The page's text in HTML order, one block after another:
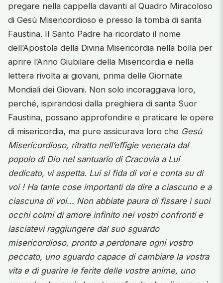
pregare nella cappella davanti al Quadro Miracoloso
di Gesù Misericordioso e presso la tomba di santa
Faustina. Il Santo Padre ha ricordato il nome
dell’Apostola della Divina Misericordia nella bolla per
aprire l’Anno Giubilare della Misericordia e nella
lettera rivolta ai giovani, prima delle Giornate
Mondiali dei Giovani. Non solo incoraggiava loro,
perché, ispirandosi dalla preghiera di santa Suor
Faustina, possano approfondire e praticare le opere
di misericordia, ma pure assicurava loro che Gesù
Misericordioso, ritratto nell’effigie venerata dal
popolo di Dio nel santuario di Cracovia a Lui
dedicato, vi aspetta. Lui si fida di voi e conta su di
voi ! Ha tante cose importanti da dire a ciascuno e a
ciascuna di voi... Non abbiate paura di fissare i suoi
occhi colmi di amore infinito nei vostri confronti e
lasciatevi raggiungere dal suo sguardo
misericordioso, pronto a perdonare ogni vostro
peccato, uno sguardo capace di cambiare la vostra
vita e di guarire le ferite delle vostre anime, uno